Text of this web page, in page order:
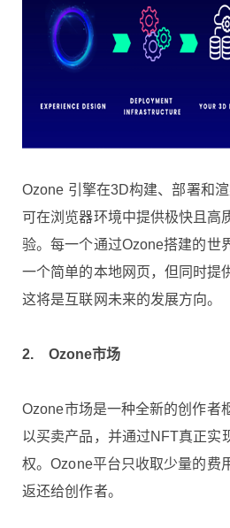
Ozone 引擎在3D构建、部署和渲
可在浏览器环境中提供极快且高
验。每一个通过Ozone搭建的世
一个简单的本地网页，但同时提
这将是互联网未来的发展方向。
2. Ozone市场
Ozone市场是一种全新的创作者
以买卖产品，并通过NFT真正实
权。Ozone平台只收取少量的费
返还给创作者。